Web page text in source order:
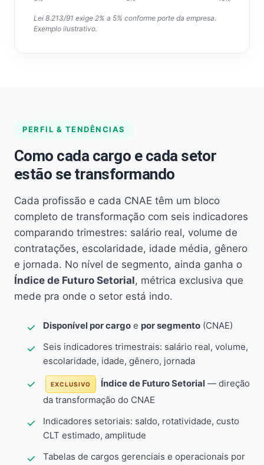
Lei 8.213/91 exige 2% a 5% conforme porte da empresa.
Exemplo ilustrativo.
PERFIL & TENDÊNCIAS
Como cada cargo e cada setor
estão se transformando
Cada profissão e cada CNAE têm um bloco
completo de transformação com seis indicadores
comparando trimestres: salário real, volume de
contratações, escolaridade, idade média, gênero
e jornada. No nível de segmento, ainda ganha o
Índice de Futuro Setorial, métrica exclusiva que
mede pra onde o setor está indo.
Disponível por cargo e por segmento (CNAE)
Seis indicadores trimestrais: salário real, volume,
escolaridade, idade, gênero, jornada
EXCLUSIVO Índice de Futuro Setorial — direção
da transformação do CNAE
Indicadores setoriais: saldo, rotatividade, custo
CLT estimado, amplitude
Tabelas de cargos gerenciais e operacionais por